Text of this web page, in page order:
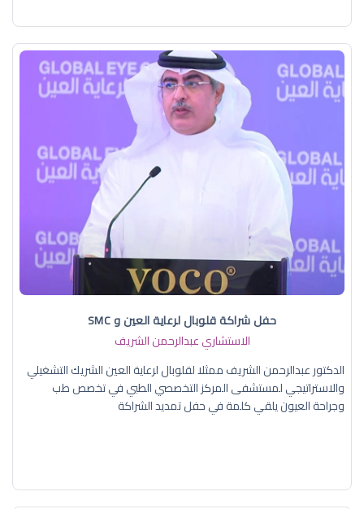
حفل شراكة قلوبال لرعاية العين و SMC
الاستشاري عبدالرحمن الشريف
الدكتور عبدالرحمن الشريف ممثلا لقلوبال لرعاية العين الشريك التشغيلي
والاستراتيجي لمستشفى المركز التخصصي الطبي في تخصص طب
وجراحة العيون يلقي كلمة في حفل تمديد الشراكة